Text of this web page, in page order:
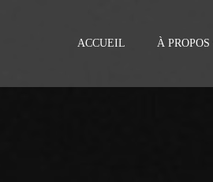
ACCUEIL À PROPOS